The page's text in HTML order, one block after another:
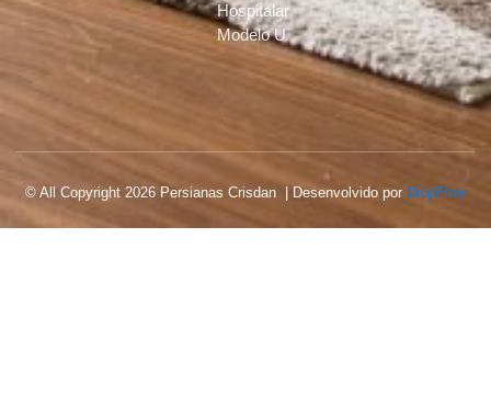
Hospitalar
Modelo U
© All Copyright 2026 Persianas Crisdan | Desenvolvido por DropFlow